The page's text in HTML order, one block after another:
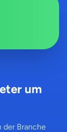
um
Branche